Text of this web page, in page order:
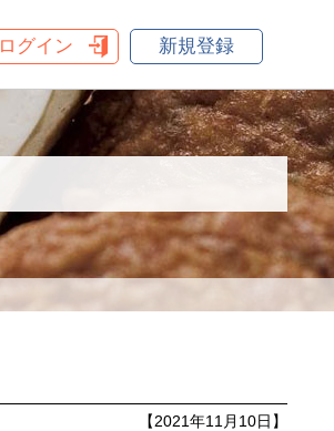
ログイン 新規登録
【2021年11月10日】